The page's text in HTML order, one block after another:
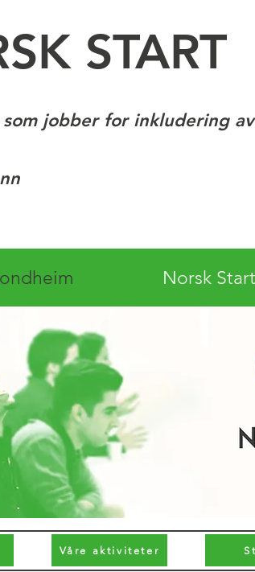
START
jobber for inkludering
Våre aktiviteter
Norsk